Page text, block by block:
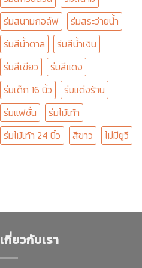
ร่มสนามกอล์ฟ
ร่มสระว่ายน้ำ
ร่มสีน้ำตาล
ร่มสีน้ำเงิน
ร่มสีเขียว
ร่มสีแดง
ร่มเด็ก 16 นิ้ว
ร่มแต่งร้าน
ร่มแฟชั่น
ร่มไม้เท้า
ร่มไม้เท้า 24 นิ้ว
สีขาว ไม่มียูวี
เกี่ยวกับเรา